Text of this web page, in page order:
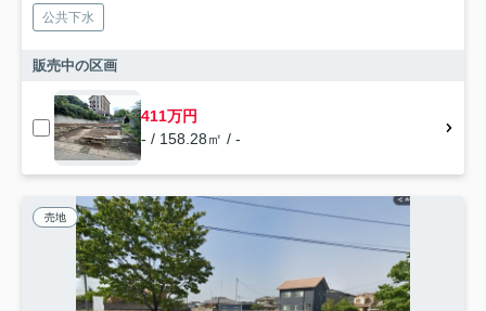
公共下水
販売中の区画
411万円
- / 158.28㎡ / -
売地